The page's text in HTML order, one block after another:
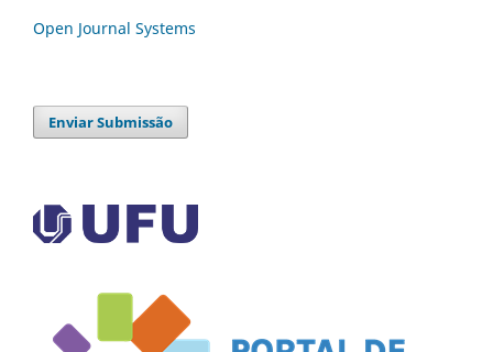
Open Journal Systems
Enviar Submissão